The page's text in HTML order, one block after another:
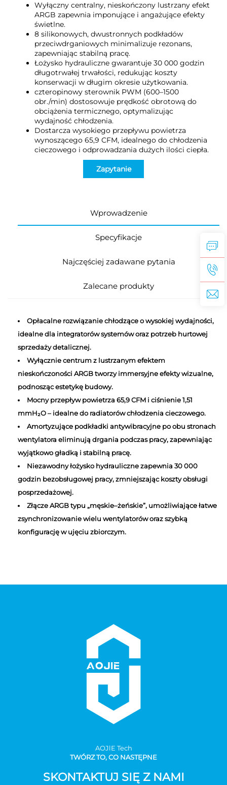
Wyłączny centralny, nieskończony lustrzany efekt
ARGB zapewnia imponujące i angażujące efekty
świetlne.
8 silikonowych, dwustronnych podkładów
przeciwdrganiowych minimalizuje rezonans,
zapewniając stabilną pracę.
Łożysko hydrauliczne gwarantuje 30 000 godzin
długotrwałej trwałości, redukując koszty
konserwacji w długim okresie użytkowania.
czteropinowy sterownik PWM (600–1500
obr./min) dostosowuje prędkość obrotową do
obciążenia termicznego, optymalizując
wydajność chłodzenia.
Dostarcza wysokiego przepływu powietrza
wynoszącego 65,9 CFM, idealnego do chłodzenia
cieczowego i odprowadzania dużych ilości ciepła.
Zapytanie
Wprowadzenie
Specyfikacje
Najczęściej zadawane pytania
Zalecane produkty
Opłacalne rozwiązanie chłodzące o wysokiej wydajności,
idealne dla integratorów systemów oraz potrzeb hurtowej
sprzedaży detalicznej.
Wyłącznie centrum z lustrzanym efektem
nieskończoności ARGB tworzy immersyjne efekty wizualne,
podnosząc estetykę budowy.
Mocny przepływ powietrza 65,9 CFM i ciśnienie 1,51
mmH₂O – idealne do radiatorów chłodzenia cieczowego.
Amortyzujące podkładki antywibracyjne po obu stronach
wentylatora eliminują drgania podczas pracy, zapewniając
wyjątkowo gładką i stabilną pracę.
Niezawodny łożysko hydrauliczne zapewnia 30 000
godzin bezobsługowej pracy, zmniejszając koszty obsługi
posprzedażowej.
Złącze ARGB typu „męskie–żeńskie”, umożliwiające łatwe
zsynchronizowanie wielu wentylatorów oraz szybką
konfigurację w ujęciu zbiorczym.
AOJlE Tech
TWÓRZ TO, CO NASTĘPNE
SKONTAKTUJ SIĘ Z NAMI